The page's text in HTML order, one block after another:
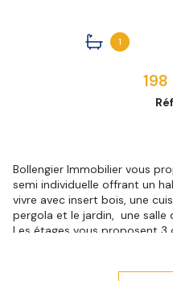
1
Réf
Bollengier Immobilier vous
semi individuelle offrant un
vivre avec insert bois, une
pergola et le jardin, une salle
Les étages vous proposent 3